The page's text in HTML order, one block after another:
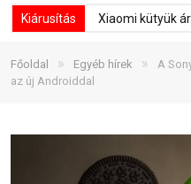
Kiárusítás Xiaomi kütyük
Főoldal » Egyéb hírek »
A
az új Androiddal